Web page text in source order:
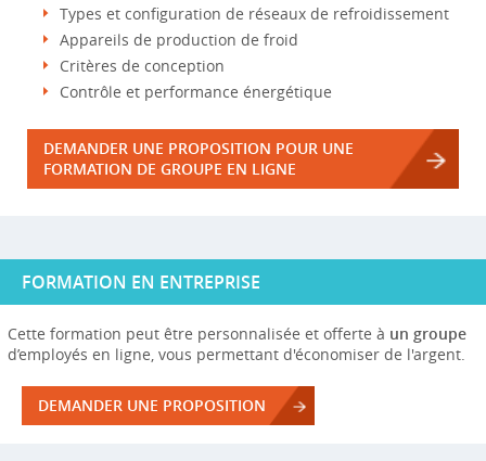
Types et configuration de réseaux de refroidissement
Appareils de production de froid
Critères de conception
Contrôle et performance énergétique
DEMANDER UNE PROPOSITION POUR UNE
FORMATION DE GROUPE EN LIGNE
FORMATION EN ENTREPRISE
Cette formation peut être personnalisée et offerte à un groupe
d’employés en ligne, vous permettant d'économiser de l'argent.
DEMANDER UNE PROPOSITION